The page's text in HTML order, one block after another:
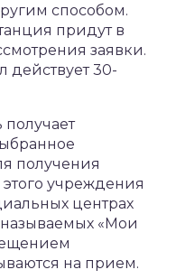
способом.
придут в
заявки.
действует 30-
получает
получения
учреждения
центрах
называемых «Мои
на прием.